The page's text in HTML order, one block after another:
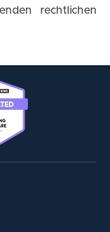
rechtlichen